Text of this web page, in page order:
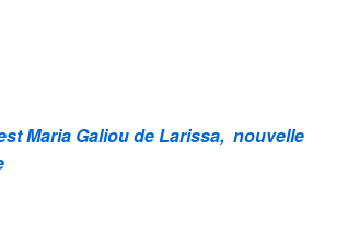
Maria Galiou de Larissa, nouvelle